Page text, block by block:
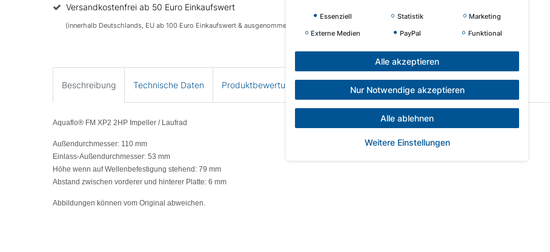
Versandkostenfrei ab 50 Euro Einkaufswert
(innerhalb Deutschlands, EU ab 100 Euro Einkaufswert & ausgenommen Speditionslieferungen.)
Beschreibung Technische Daten Produktbewertung EU Verantwortliche Person
Aquaflo® FM XP2 2HP Impeller / Laufrad
Außendurchmesser: 110 mm
Einlass-Außendurchmesser: 53 mm
Höhe wenn auf Wellenbefestigung stehend: 79 mm
Abstand zwischen vorderer und hinterer Platte: 6 mm
Abbildungen können vom Original abweichen.
Essenziell Statistik
Marketing
Externe Medien
PayPal Funktional
Alle akzeptieren
Nur Notwendige akzeptieren
Alle ablehnen
Weitere Einstellungen